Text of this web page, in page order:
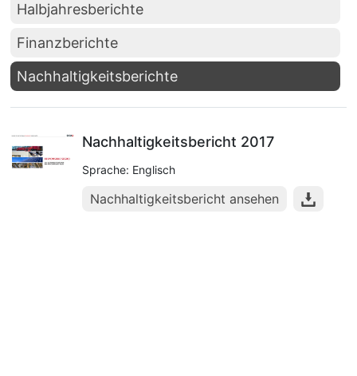
Halbjahresberichte
Finanzberichte
Nachhaltigkeitsberichte
Nachhaltigkeitsbericht 2017
Sprache: Englisch
Nachhaltigkeitsbericht ansehen